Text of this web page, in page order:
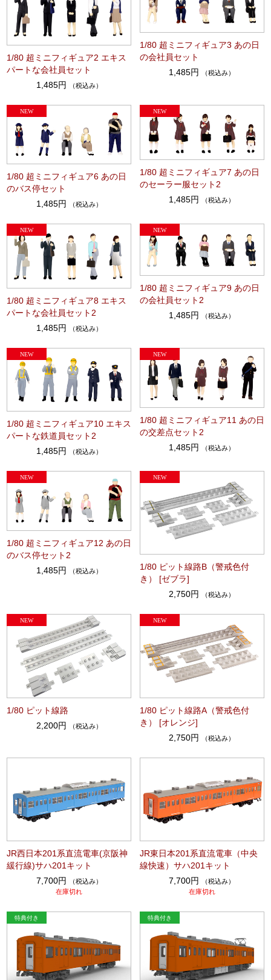
1/80 超ミニフィギュア2 エキス
パートな会社員セット
1,485円
（税込み）
1/80 超ミニフィギュア3 あの日
の会社員セット
1,485円
（税込み）
1/80 超ミニフィギュア6 あの日
のバス停セット
1,485円
（税込み）
1/80 超ミニフィギュア7 あの日
のセーラー服セット2
1,485円
（税込み）
1/80 超ミニフィギュア8 エキス
パートな会社員セット2
1,485円
（税込み）
1/80 超ミニフィギュア9 あの日
の会社員セット2
1,485円
（税込み）
1/80 超ミニフィギュア10 エキス
パートな鉄道員セット2
1,485円
（税込み）
1/80 超ミニフィギュア11 あの日
の交差点セット2
1,485円
（税込み）
1/80 超ミニフィギュア12 あの日
のバス停セット2
1,485円
（税込み）
1/80 ピット線路B（警戒色付
き） [ゼブラ]
2,750円
（税込み）
1/80 ピット線路
2,200円
（税込み）
1/80 ピット線路A（警戒色付
き） [オレンジ]
2,750円
（税込み）
JR西日本201系直流電車(京阪神
緩行線)サハ201キット
7,700円
（税込み）
在庫切れ
JR東日本201系直流電車（中央
線快速）サハ201キット
7,700円
（税込み）
在庫切れ